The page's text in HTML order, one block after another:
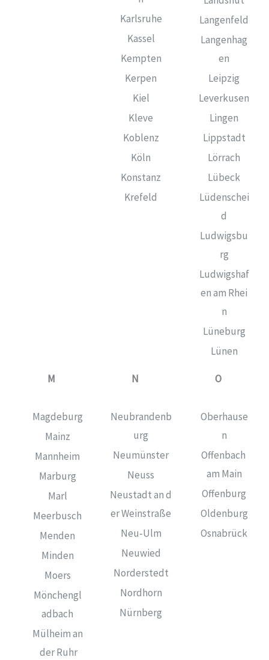
Karlsruhe
Kassel
Kempten
Kerpen
Kiel
Kleve
Koblenz
Köln
Konstanz
Krefeld
Langenfeld
Langenhag
en
Leipzig
Leverkusen
Lingen
Lippstadt
Lörrach
Lübeck
Lüdenschei
d
Ludwigsbu
rg
Ludwigshaf
en am Rhei
n
Lüneburg
Lünen
M N O
Magdeburg
Mainz
Mannheim
Marburg
Marl
Meerbusch
Menden
Minden
Moers
Mönchengl
adbach
Mülheim an
der Ruhr
Neubrandenb
urg
Neumünster
Neuss
Neustadt an d
er Weinstraße
Neu‑Ulm
Neuwied
Norderstedt
Nordhorn
Nürnberg
Oberhause
n
Offenbach
am Main
Offenburg
Oldenburg
Osnabrück